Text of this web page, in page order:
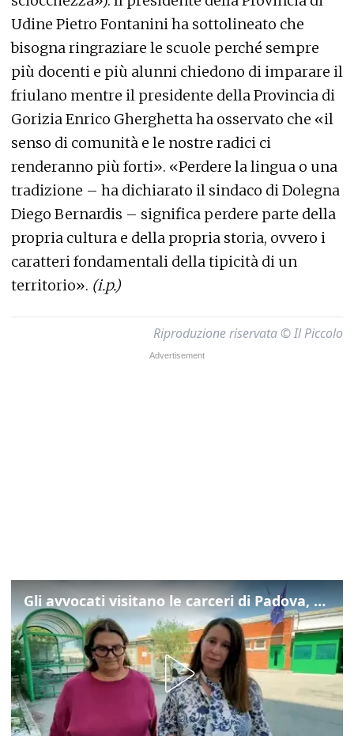
Udine Pietro Fontanini ha sottolineato che
bisogna ringraziare le scuole perché sempre
più docenti e più alunni chiedono di imparare il
friulano mentre il presidente della Provincia di
Gorizia Enrico Gherghetta ha osservato che «il
senso di comunità e le nostre radici ci
renderanno più forti». «Perdere la lingua o una
tradizione – ha dichiarato il sindaco di Dolegna
Diego Bernardis – significa perdere parte della
propria cultura e della propria storia, ovvero i
caratteri fondamentali della tipicità di un
territorio». (i.p.)
Riproduzione riservata © Il Piccolo
Gli avvocati visitano le carceri di Padova, ecco cosa hanno trovato